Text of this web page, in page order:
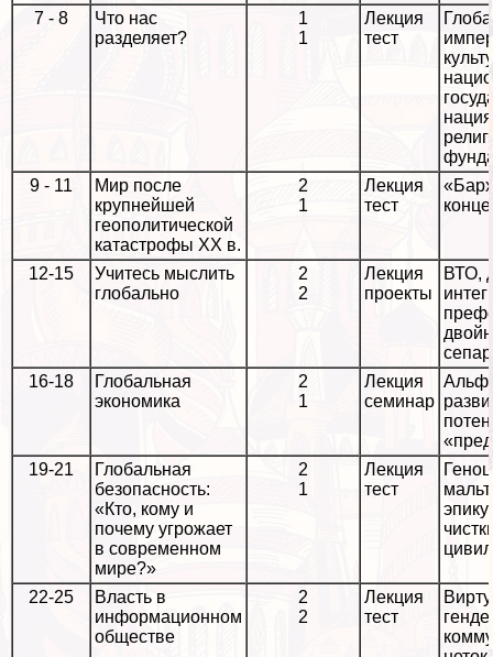
7 - 8
Что нас
разделяет?
1
1
Лекция
тест
9 - 11
Мир после
крупнейшей
геополитической
катастрофы XX в.
2
1
Лекция
тест
12-15
Учитесь мыслить
глобально
2
2
Лекция
проекты
ВТО,
16-18
Глобальная
экономика
2
1
Лекция
семинар
19-21
Глобальная
безопасность:
«Кто, кому и
почему угрожает
в современном
мире?»
2
1
Лекция
тест
22-25
Власть в
информационном
обществе
2
2
Лекция
тест